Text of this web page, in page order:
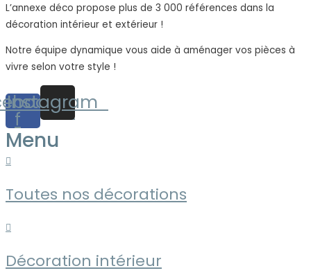
L’annexe déco propose plus de 3 000 références dans la
décoration intérieur et extérieur !
Notre équipe dynamique vous aide à aménager vos pièces à
vivre selon votre style !
f
Instagram
Menu
Toutes nos décorations
Décoration intérieur